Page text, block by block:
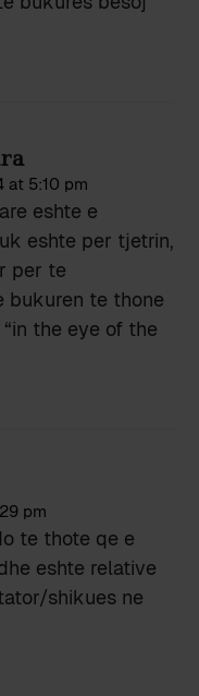
at 5:10 pm
eshte e
eshte per tjetrin,
per te
bukuren te thone
the eye of the
pm
te thote qe e
eshte relative
shikues ne